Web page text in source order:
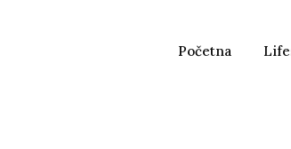
Početna